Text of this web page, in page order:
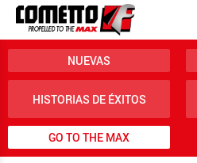
NUEVAS
HISTORIAS DE ÉXITOS
GO TO THE MAX